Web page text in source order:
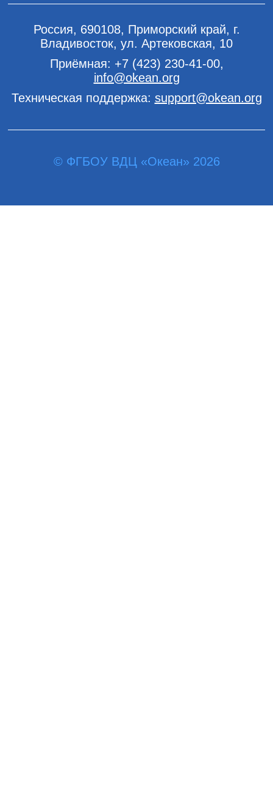
Россия, 690108, Приморский край, г.
Владивосток, ул. Артековская, 10
Приёмная: +7 (423) 230-41-00,
info@okean.org
Техническая поддержка: support@okean.org
© ФГБОУ ВДЦ «Океан» 2026